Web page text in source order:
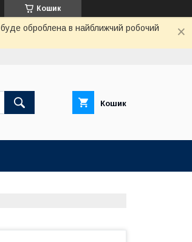
Кошик
буде оброблена в найближчий робочий
Кошик